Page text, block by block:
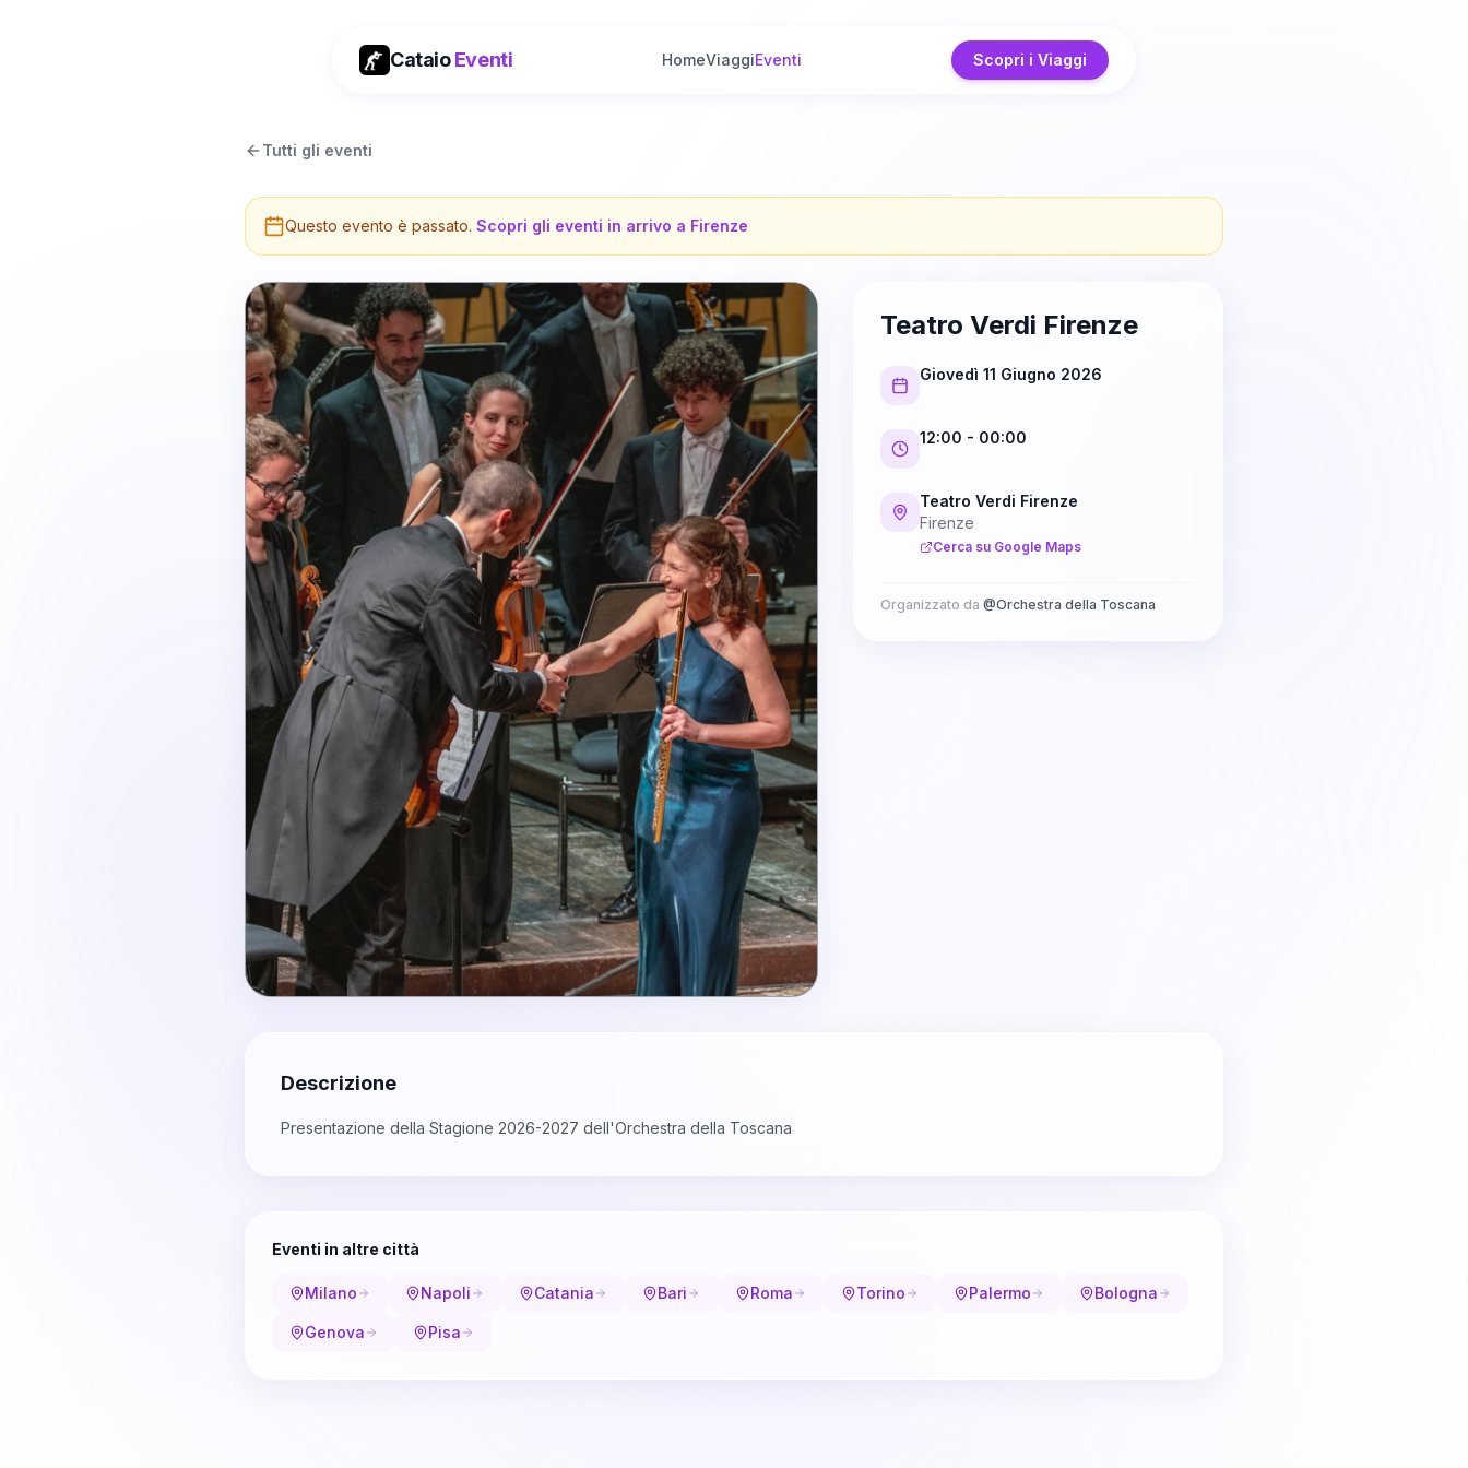
CataioEventi HomeViaggiEventi Scopri i Viaggi
Tutti gli eventi
Questo evento è passato. Scopri gli eventi in arrivo a Firenze
Teatro Verdi Firenze
Giovedì 11 Giugno 2026
12:00 - 00:00
Teatro Verdi Firenze
Firenze
Cerca su Google Maps
Organizzato da @Orchestra della Toscana
Descrizione
Presentazione della Stagione 2026-2027 dell'Orchestra della Toscana
Eventi in altre città
Milano Napoli Catania Bari Roma Torino Palermo Bologna
Genova Pisa